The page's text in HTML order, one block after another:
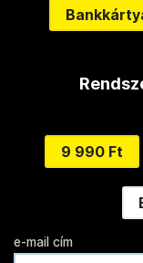
9 990 Ft
e-mail cím